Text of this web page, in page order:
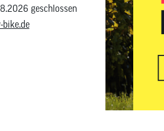
Laufradzubehör
Zubehör
geschlossen
bike.de